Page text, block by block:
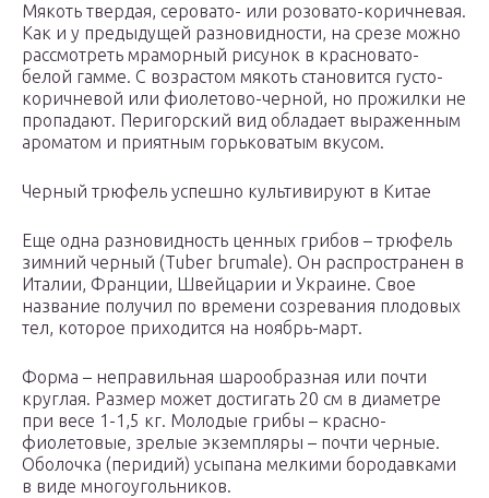
Мякоть твердая, серовато- или розовато-коричневая.
Как и у предыдущей разновидности, на срезе можно
рассмотреть мраморный рисунок в красновато-
белой гамме. С возрастом мякоть становится густо-
коричневой или фиолетово-черной, но прожилки не
пропадают. Перигорский вид обладает выраженным
ароматом и приятным горьковатым вкусом.
Черный трюфель успешно культивируют в Китае
Еще одна разновидность ценных грибов – трюфель
зимний черный (Tuber brumale). Он распространен в
Италии, Франции, Швейцарии и Украине. Свое
название получил по времени созревания плодовых
тел, которое приходится на ноябрь-март.
Форма – неправильная шарообразная или почти
круглая. Размер может достигать 20 см в диаметре
при весе 1-1,5 кг. Молодые грибы – красно-
фиолетовые, зрелые экземпляры – почти черные.
Оболочка (перидий) усыпана мелкими бородавками
в виде многоугольников.